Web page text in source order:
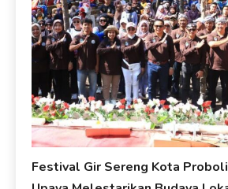
Festival Gir Sereng Kota